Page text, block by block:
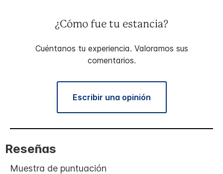
¿Cómo fue tu estancia?
Cuéntanos tu experiencia. Valoramos sus
comentarios.
Escribir una opinión